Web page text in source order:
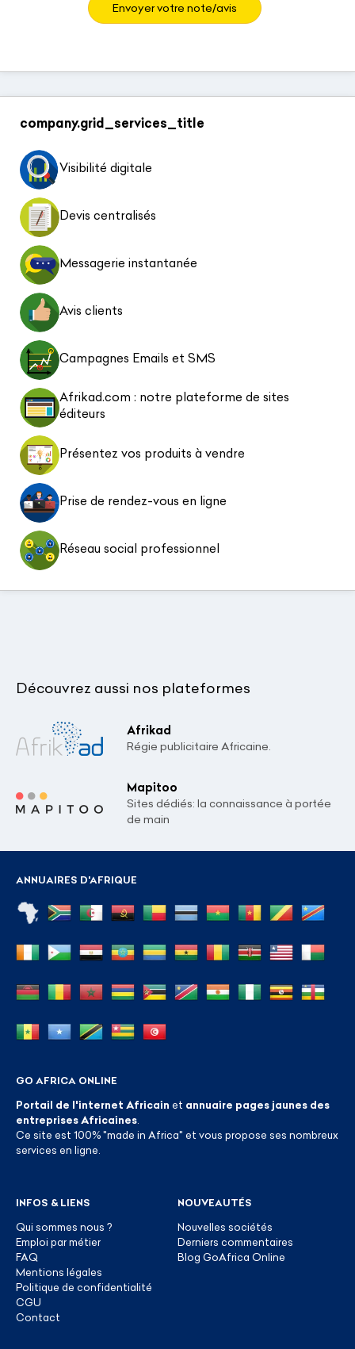
Envoyer votre note/avis
company.grid_services_title
Visibilité digitale
Devis centralisés
Messagerie instantanée
Avis clients
Campagnes Emails et SMS
Afrikad.com : notre plateforme de sites
éditeurs
Présentez vos produits à vendre
Prise de rendez-vous en ligne
Réseau social professionnel
Découvrez aussi nos plateformes
Afrikad
Régie publicitaire Africaine.
Mapitoo
Sites dédiés: la connaissance à portée
de main
ANNUAIRES D'AFRIQUE
GO AFRICA ONLINE
Portail de l'internet Africain et annuaire pages jaunes des
entreprises Africaines
Ce site est 100% "made in Africa" et vous propose ses nombreux
services en ligne.
INFOS & LIENS
Qui sommes nous ?
Emploi par métier
FAQ
Mentions légales
Politique de confidentialité
CGU
Contact
NOUVEAUTÉS
Nouvelles sociétés
Derniers commentaires
Blog GoAfrica Online